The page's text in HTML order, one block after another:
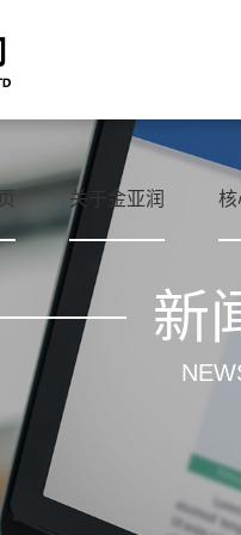
关于金亚润 核
新